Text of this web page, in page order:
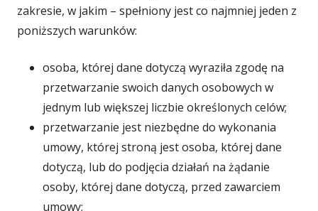
zakresie, w jakim – spełniony jest co najmniej jeden z
poniższych warunków:
osoba, której dane dotyczą wyraziła zgodę na
przetwarzanie swoich danych osobowych w
jednym lub większej liczbie określonych celów;
przetwarzanie jest niezbędne do wykonania
umowy, której stroną jest osoba, której dane
dotyczą, lub do podjęcia działań na żądanie
osoby, której dane dotyczą, przed zawarciem
umowy;